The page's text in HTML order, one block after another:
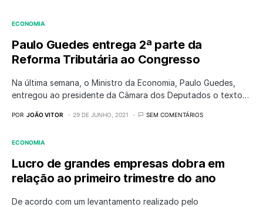
ECONOMIA
Paulo Guedes entrega 2ª parte da
Reforma Tributária ao Congresso
Na última semana, o Ministro da Economia, Paulo Guedes,
entregou ao presidente da Câmara dos Deputados o texto…
POR JOÃO VITOR 29 DE JUNHO, 2021 SEM COMENTÁRIOS
ECONOMIA
Lucro de grandes empresas dobra em
relação ao primeiro trimestre do ano
De acordo com um levantamento realizado pelo